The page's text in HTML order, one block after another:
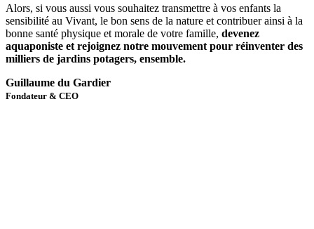
Alors, si vous aussi vous souhaitez transmettre à vos enfants la
sensibilité au Vivant, le bon sens de la nature et contribuer ainsi à la
bonne santé physique et morale de votre famille, devenez
aquaponiste et rejoignez notre mouvement pour réinventer des
milliers de jardins potagers, ensemble.
Guillaume du Gardier
Fondateur & CEO